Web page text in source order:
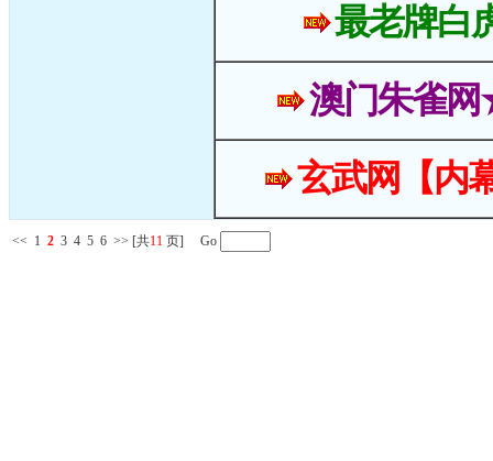
最老牌白
澳门朱雀
玄武网【内
<< 1 2 3 4 5 6 >> [共11 页] Go